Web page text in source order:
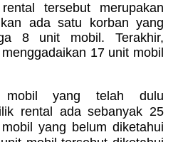
tersebut merupakan
ada satu korban yang
8 unit mobil. Terakhir,
17 unit mobil
mobil yang telah dulu
rental ada sebanyak 25
yang belum diketahui